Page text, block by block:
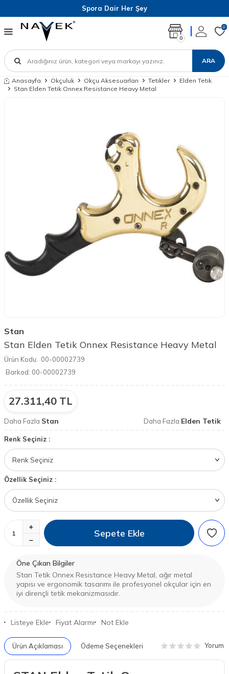
Spora Dair Her Şey
ARA
0
0
Anasayfa Okçuluk Okçu Aksesuarları Tetikler
Elden Tetik
Stan Elden Tetik Onnex Resistance Heavy Metal
Stan
Stan Elden Tetik Onnex Resistance Heavy Metal
Ürün Kodu: 00-00002739
Barkod: 00-00002739
27.311,40 TL
Daha Fazla Stan Daha Fazla Elden Tetik
Renk Seçiniz :
Özellik Seçiniz :
Sepete Ekle
Öne Çıkan Bilgiler
Stan Tetik Onnex Resistance Heavy Metal, ağır metal
yapısı ve ergonomik tasarımı ile profesyonel okçular için en
iyi dirençli tetik mekanizmasıdır.
Listeye Ekle Fiyat Alarmı Not Ekle
Ürün Açıklaması Ödeme Seçenekleri Yorum